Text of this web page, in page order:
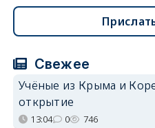
Свежее
Учёные из Крыма и
открытие
13:04 0 746